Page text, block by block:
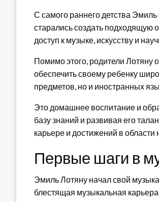
С самого раннего детства
старались создать подходящую
доступ к музыке, искусству и
Помимо этого, родители
обеспечить своему ребенку
предметов, но и иностранных
Это домашнее воспитание и
базу знаний и развивая его
карьере и достижений в области
Первые шаги в
Эмиль Лотяну начал свой
блестящая музыкальная